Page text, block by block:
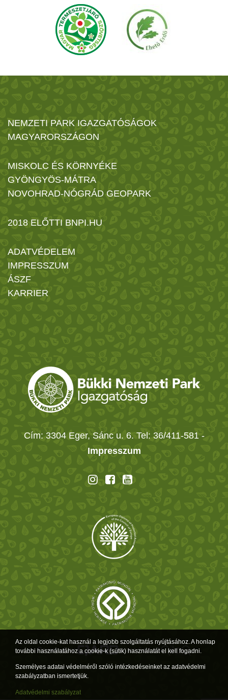
NEMZETI PARK IGAZGATÓSÁGOK
MAGYARORSZÁGON
MISKOLC ÉS KÖRNYÉKE
GYÖNGYÖS-MÁTRA
NOVOHRAD-NÓGRÁD GEOPARK
2018 ELŐTTI BNPI.HU
ADATVÉDELEM
IMPRESSZUM
ÁSZF
KARRIER
Cím: 3304 Eger, Sánc u. 6. Tel: 36/411-581 -
Impresszum
Powered by a product of
Az oldal cookie-kat használ a legjobb szolgáltatás nyújtásához. A honlap
további használatához a cookie-k (sütik) használatát el kell fogadni.
Személyes adatai védelméről szóló intézkedéseinket az adatvédelmi
szabályzatban ismertetjük.
Adatvédelmi szabályzat